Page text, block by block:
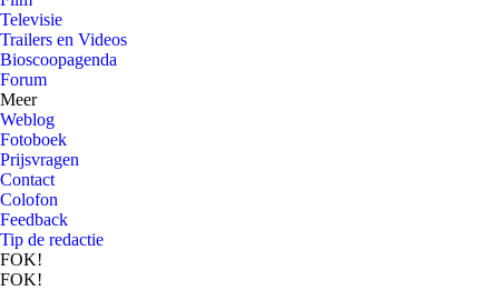
Televisie
Trailers en Videos
Bioscoopagenda
Forum
Meer
Weblog
Fotoboek
Prijsvragen
Contact
Colofon
Feedback
Tip de redactie
FOK!
FOK!